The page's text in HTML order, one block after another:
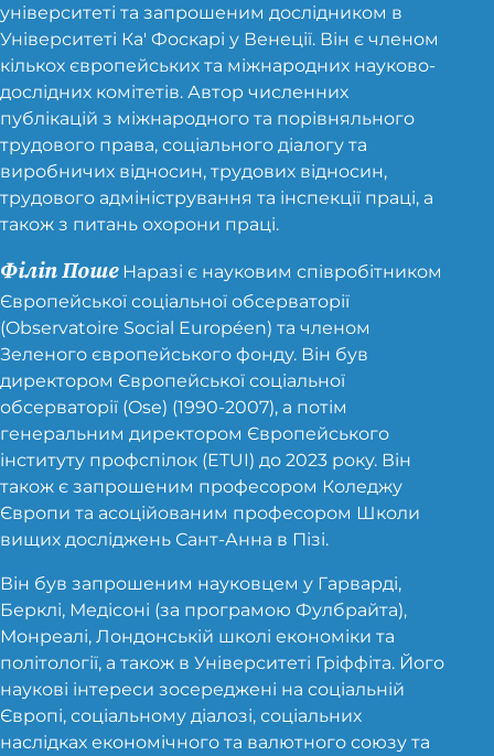
університеті та запрошеним дослідником в
Університеті Ка' Фоскарі у Венеції. Він є членом
кількох європейських та міжнародних науково-
дослідних комітетів. Автор численних
публікацій з міжнародного та порівняльного
трудового права, соціального діалогу та
виробничих відносин, трудових відносин,
трудового адміністрування та інспекції праці, а
також з питань охорони праці.
Філіп ПошеНаразі є науковим співробітником
Європейської соціальної обсерваторії
(Observatoire Social Européen) та членом
Зеленого європейського фонду. Він був
директором Європейської соціальної
обсерваторії (Ose) (1990-2007), а потім
генеральним директором Європейського
інституту профспілок (ETUI) до 2023 року. Він
також є запрошеним професором Коледжу
Європи та асоційованим професором Школи
вищих досліджень Сант-Анна в Пізі.
Він був запрошеним науковцем у Гарварді,
Берклі, Медісоні (за програмою Фулбрайта),
Монреалі, Лондонській школі економіки та
політології, а також в Університеті Гріффіта. Його
наукові інтереси зосереджені на соціальній
Європі, соціальному діалозі, соціальних
наслідках економічного та валютного союзу та